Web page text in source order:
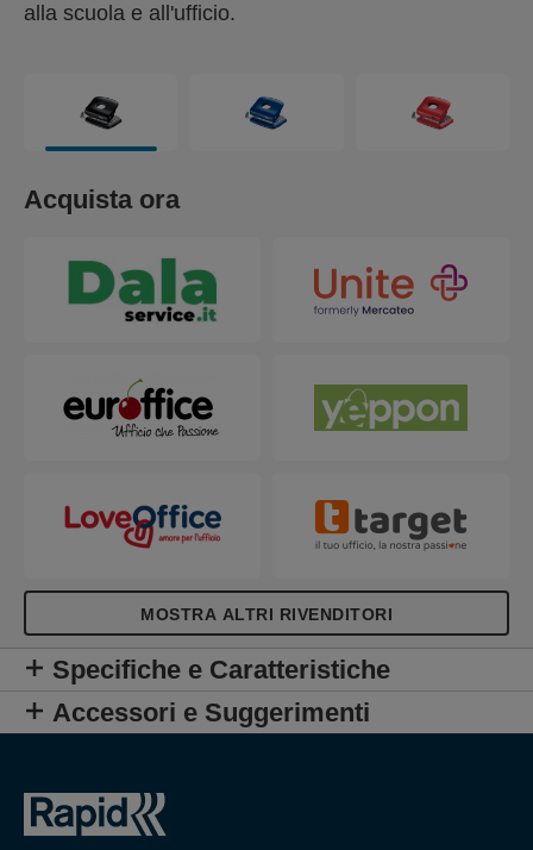
alla scuola e all'ufficio.
Acquista ora
MOSTRA ALTRI RIVENDITORI
Specifiche e Caratteristiche
Accessori e Suggerimenti